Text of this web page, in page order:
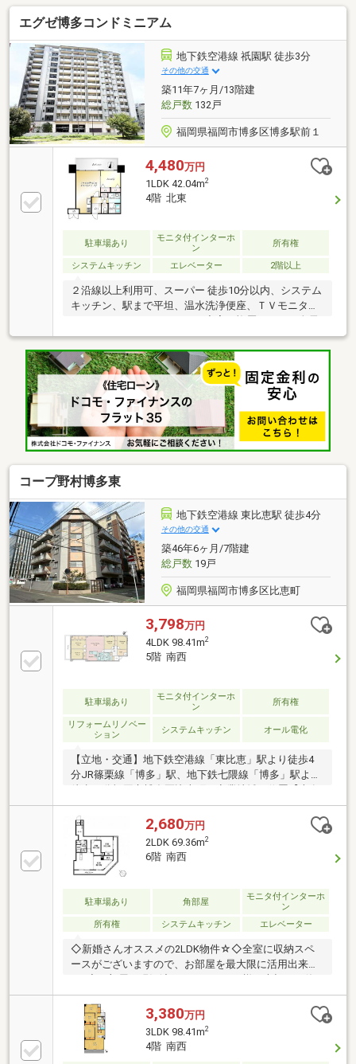
祇園駅と櫛田神社前駅まで共に徒歩約4分の好アクセ
ス。2026年4月に水回りやクロスを全面リニューアル
しました。3階部分のため広大な眺望の確保には工夫
が必要ですが、ペット飼育可（規定有）で、徒歩3分
圏内にスーパー等が揃う実用的な環境です。休日の
朝、真新しいカウンターキッチンでコーヒーを淹れ、
愛犬と共にリビングでゆっくりと過ごすほっとする自
分の時間が生まれます。
エグゼ博多コンドミニアム
地下鉄空港線 祇園駅 徒歩3分
その他の交通
築11年7ヶ月/13階建
総戸数132戸
福岡県福岡市博多区博多駅前１
4,480万円
1LDK 42.04m2
4階 北東
駐車場あり
モニタ付インターホ
ン
所有権
システムキッチン エレベーター 2階以上
２沿線以上利用可、スーパー 徒歩10分以内、システム
キッチン、駅まで平坦、温水洗浄便座、ＴＶモニタ付
室フローリング、ＩＨクッキングヒーター、シューズ
インクローク、BS・CS・CATV、エレベーター、駐輪
場、バイク置場
コープ野村博多東
地下鉄空港線 東比恵駅 徒歩4分
その他の交通
築46年6ヶ月/7階建
総戸数19戸
福岡県福岡市博多区比恵町
3,798万円
4LDK 98.41m2
5階 南西
駐車場あり
モニタ付インターホ
ン
所有権
リフォームリノベー
ション
システムキッチン オール電化
【立地・交通】地下鉄空港線「東比恵」駅より徒歩4
分JR篠栗線「博多」駅、地下鉄七隈線「博多」駅より
部分・間取り】専有面積：98.41平米（壁芯）間取り：
4LDK（LDK15畳以上、全居室6畳以上）所在階：7階建
の5階部分向き：南西向き、3面採光室内リノベーショ
ン済み全居室フローリングおよび全居室収納を完備
2,680万円
2LDK 69.36m2
6階 南西
駐車場あり 角部屋
モニタ付インターホ
ン
所有権
システムキッチン エレベーター
◇新婚さんオススメの2LDK物件☆◇全室に収納スペ
ースがございますので、お部屋を最大限に活用出来ま
用されていた為キレイです♪◇すぐにお住まいするこ
とができます☆◇さらに、嬉しい全室エアコン付き！
◇出費のかさむ新生活に大助かり♪◇博多駅まで徒歩
10分！◇休日に歩いてショッピングやカフェ巡り等楽
しめちゃいますね☆※現況渡し※町内会費：5月・11月
3,380万円
3LDK 98.41m2
4階 南西